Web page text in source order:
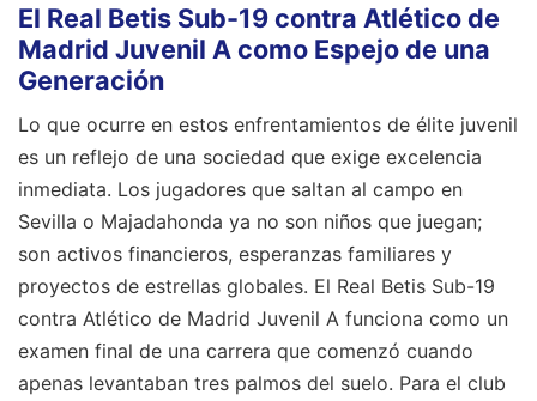
El Real Betis Sub-19 contra Atlético de
Madrid Juvenil A como Espejo de una
Generación
Lo que ocurre en estos enfrentamientos de élite juvenil
es un reflejo de una sociedad que exige excelencia
inmediata. Los jugadores que saltan al campo en
Sevilla o Majadahonda ya no son niños que juegan;
son activos financieros, esperanzas familiares y
proyectos de estrellas globales. El Real Betis Sub-19
contra Atlético de Madrid Juvenil A funciona como un
examen final de una carrera que comenzó cuando
apenas levantaban tres palmos del suelo. Para el club